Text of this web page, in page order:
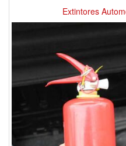
Extintores